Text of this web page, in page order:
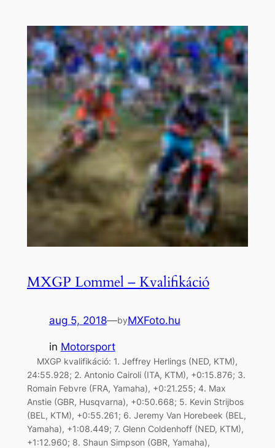
MXGP Lommel – Kvalifikáció
aug 5, 2018—byMXFoto.hu
in Motorsport
MXGP kvalifikáció: 1. Jeffrey Herlings (NED, KTM),
24:55.928; 2. Antonio Cairoli (ITA, KTM), +0:15.876; 3.
Romain Febvre (FRA, Yamaha), +0:21.255; 4. Max
Anstie (GBR, Husqvarna), +0:50.668; 5. Kevin Strijbos
(BEL, KTM), +0:55.261; 6. Jeremy Van Horebeek (BEL,
Yamaha), +1:08.449; 7. Glenn Coldenhoff (NED, KTM),
+1:12.960; 8. Shaun Simpson (GBR, Yamaha),